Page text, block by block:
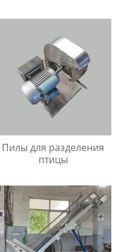
Пилы для разделения
птицы